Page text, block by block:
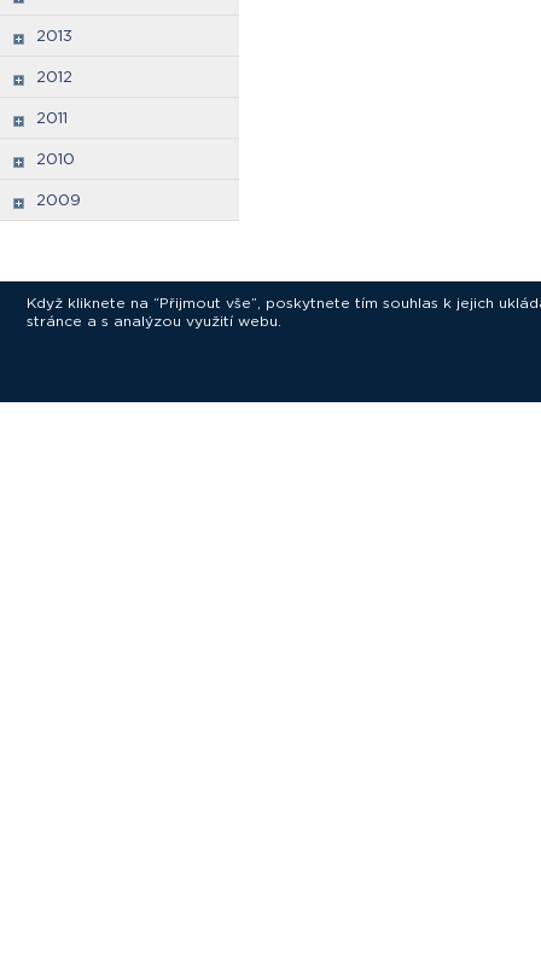
2013
2012
2011
2010
2009
Když kliknete na “Přijmout vše”, poskytnete tím souhlas k jejich
stránce a s analýzou využití webu.